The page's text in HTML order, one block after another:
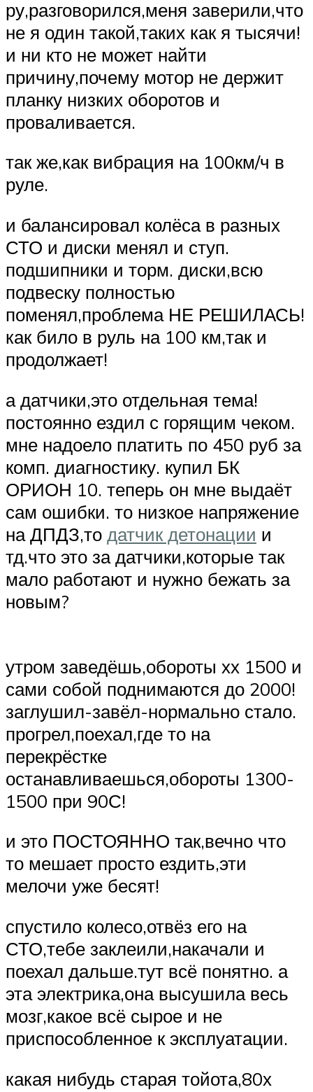
ру,разговорился,меня заверили,что
не я один такой,таких как я тысячи!
и ни кто не может найти
причину,почему мотор не держит
планку низких оборотов и
проваливается.
так же,как вибрация на 100км/ч в
руле.
и балансировал колёса в разных
СТО и диски менял и ступ.
подшипники и торм. диски,всю
подвеску полностью
поменял,проблема НЕ РЕШИЛАСЬ!
как било в руль на 100 км,так и
продолжает!
а датчики,это отдельная тема!
постоянно ездил с горящим чеком.
мне надоело платить по 450 руб за
комп. диагностику. купил БК
ОРИОН 10. теперь он мне выдаёт
сам ошибки. то низкое напряжение
на ДПДЗ,то датчик детонации и
тд.что это за датчики,которые так
мало работают и нужно бежать за
новым?
утром заведёшь,обороты хх 1500 и
сами собой поднимаются до 2000!
заглушил-завёл-нормально стало.
прогрел,поехал,где то на
перекрёстке
останавливаешься,обороты 1300-
1500 при 90С!
и это ПОСТОЯННО так,вечно что
то мешает просто ездить,эти
мелочи уже бесят!
спустило колесо,отвёз его на
СТО,тебе заклеили,накачали и
поехал дальше.тут всё понятно. а
эта электрика,она высушила весь
мозг,какое всё сырое и не
приспособленное к эксплуатации.
какая нибудь старая тойота,80х